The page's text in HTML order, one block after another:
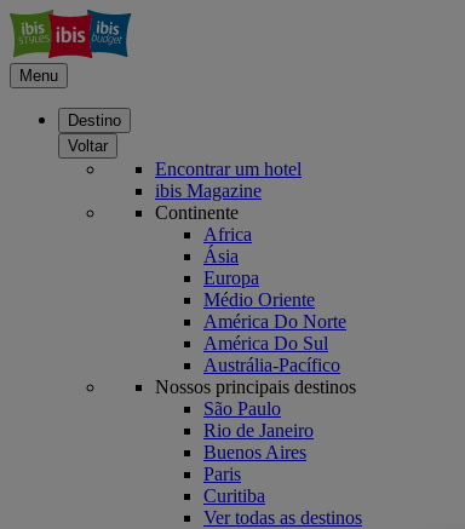
Menu
Destino
Voltar
Encontrar um hotel
ibis Magazine
Continente
Africa
Ásia
Europa
Médio Oriente
América Do Norte
América Do Sul
Austrália-Pacífico
Nossos principais destinos
São Paulo
Rio de Janeiro
Buenos Aires
Paris
Curitiba
Ver todas as destinos